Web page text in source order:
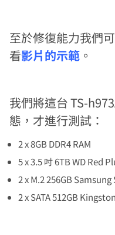
至於修復能力我們
看影片的示範 。
我們將這台 TS-
態，才進行測試：
2 x 8GB DDR4 RAM
5 x 3.5 吋 6TB WD Red
2 x M.2 256GB Samsung
2 x SATA 512GB